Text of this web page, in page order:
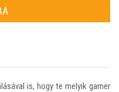
is, hogy te melyik gamer